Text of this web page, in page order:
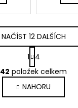
O
v
l
á
NAČÍST 12 DALŠÍCH
S
t
r
á
n
k
1
4
42 položek celkem
NAHORU